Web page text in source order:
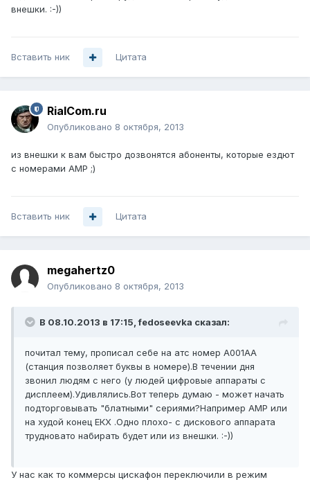
внешки. :-))
Вставить ник Цитата
RialCom.ru
Опубликовано 8 октября, 2013
из внешки к вам быстро дозвонятся абоненты, которые ездют
с номерами АМР ;)
Вставить ник Цитата
megahertz0
Опубликовано 8 октября, 2013
В 08.10.2013 в 17:15, fedoseevka сказал:
почитал тему, прописал себе на атс номер А001АА
(станция позволяет буквы в номере).В течении дня
звонил людям с него (у людей цифровые аппараты с
дисплеем).Удивлялись.Вот теперь думаю - может начать
подторговывать "блатными" сериями?Например АМР или
на худой конец ЕКХ .Одно плохо- с дискового аппарата
трудновато набирать будет или из внешки. :-))
У нас как то коммерсы цискафон переключили в режим